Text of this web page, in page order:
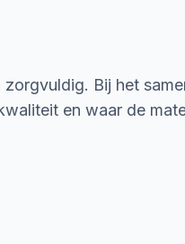
Bij het
en waar de